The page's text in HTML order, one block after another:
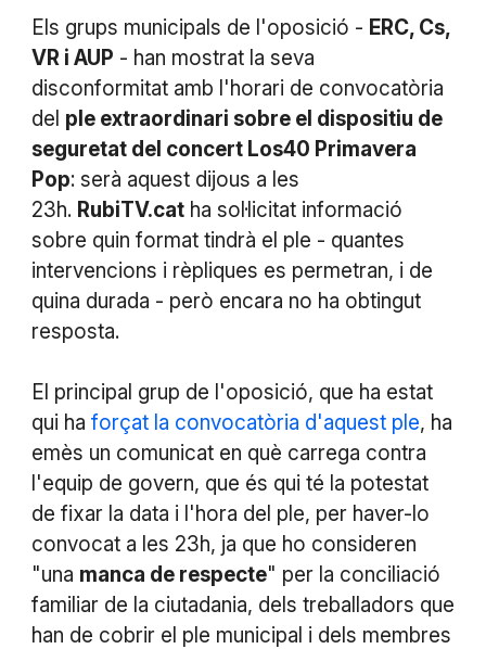
Els grups municipals de l'oposició - ERC, Cs,
VR i AUP - han mostrat la seva
disconformitat amb l'horari de convocatòria
del ple extraordinari sobre el dispositiu de
seguretat del concert Los40 Primavera
Pop: serà aquest dijous a les
23h. RubiTV.catha sol·licitat informació
sobre quin format tindrà el ple - quantes
intervencions i rèpliques es permetran, i de
quina durada - però encara no ha obtingut
resposta.
El principal grup de l'oposició, que ha estat
qui ha forçat la convocatòria d'aquest ple, ha
emès un comunicat en què carrega contra
l'equip de govern, que és qui té la potestat
de fixar la data i l'hora del ple, per haver-lo
convocat a les 23h, ja que ho consideren
"una manca de respecte" per la conciliació
familiar de la ciutadania, dels treballadors que
han de cobrir el ple municipal i dels membres